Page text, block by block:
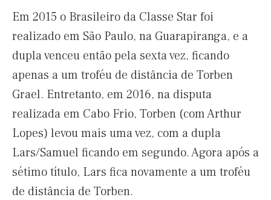
Em 2015 o Brasileiro da Classe Star foi
realizado em São Paulo, na Guarapiranga, e a
dupla venceu então pela sexta vez, ficando
apenas a um troféu de distância de Torben
Grael. Entretanto, em 2016, na disputa
realizada em Cabo Frio, Torben (com Arthur
Lopes) levou mais uma vez, com a dupla
Lars/Samuel ficando em segundo. Agora após a
sétimo título, Lars fica novamente a um troféu
de distância de Torben.